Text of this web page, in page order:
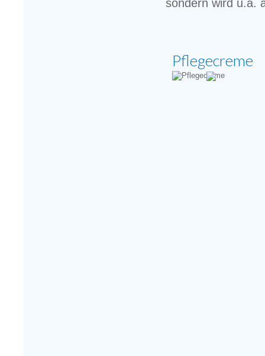
sondern wird u.a.
Pflegecreme